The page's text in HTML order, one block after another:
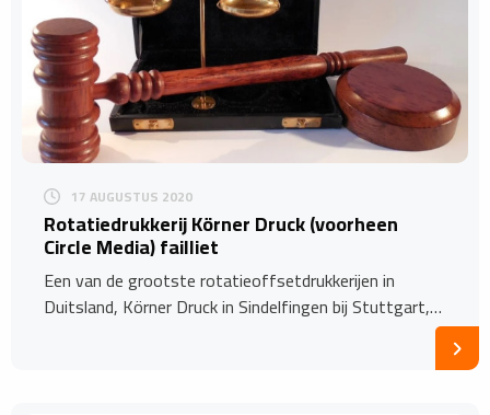
17 AUGUSTUS 2020
Rotatiedrukkerij Körner Druck (voorheen
Circle Media) failliet
Een van de grootste rotatieoffsetdrukkerijen in
Duitsland, Körner Druck in Sindelfingen bij Stuttgart,…